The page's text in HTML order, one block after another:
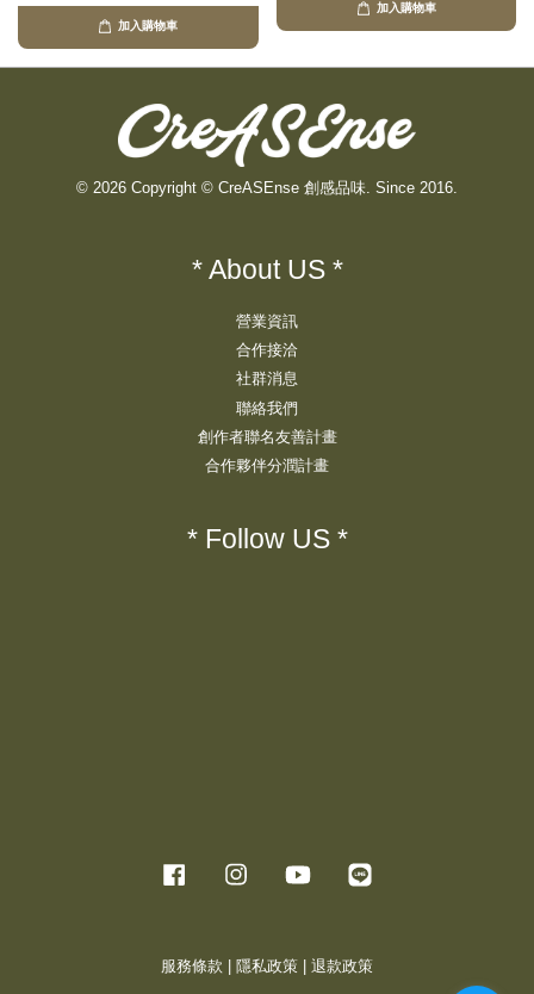
加入購物車
加入購物車
© 2026 Copyright © CreASEnse 創感品味. Since 2016.
* About US *
營業資訊
合作接洽
社群消息
聯絡我們
創作者聯名友善計畫
合作夥伴分潤計畫
* Follow US *
Facebook Instagram YouTube
服務條款 隱私政策 退款政策